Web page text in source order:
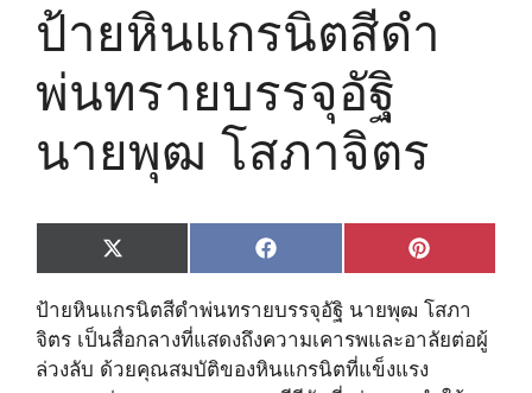
ป้ายหินแกรนิตสีดำ
พ่นทรายบรรจุอัฐิ
นายพุฒ โสภาจิตร
Share
on
X
(
w
i
t
Share
on
F
a
e
b
o
Share
on
P
i
n
t
e
ป้ายหินแกรนิตสีดำพ่นทรายบรรจุอัฐิ นายพุฒ โสภา
จิตร เป็นสื่อกลางที่แสดงถึงความเคารพและอาลัยต่อผู้
ล่วงลับ ด้วยคุณสมบัติของหินแกรนิตที่แข็งแรง